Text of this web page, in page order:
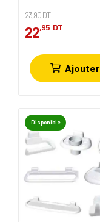
23,90 DT
22,95 DT
Ajouter
Disponible